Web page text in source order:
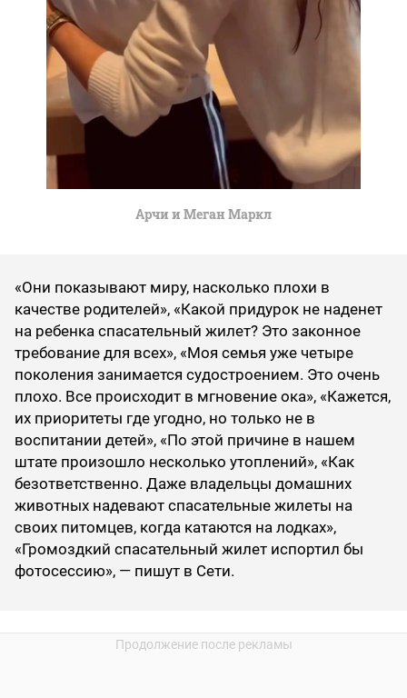
Арчи и Меган Маркл
«Они показывают миру, насколько плохи в
качестве родителей», «Какой придурок не наденет
на ребенка спасательный жилет? Это законное
требование для всех», «Моя семья уже четыре
поколения занимается судостроением. Это очень
плохо. Все происходит в мгновение ока», «Кажется,
их приоритеты где угодно, но только не в
воспитании детей», «По этой причине в нашем
штате произошло несколько утоплений», «Как
безответственно. Даже владельцы домашних
животных надевают спасательные жилеты на
своих питомцев, когда катаются на лодках»,
«Громоздкий спасательный жилет испортил бы
фотосессию», — пишут в Сети.